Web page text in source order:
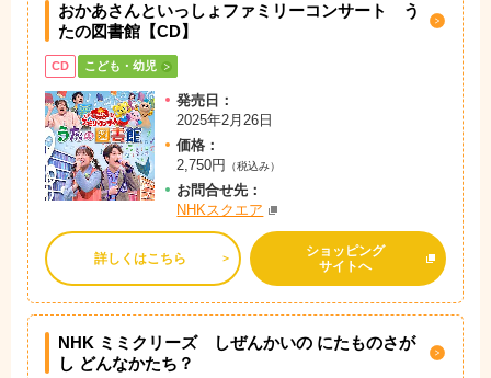
おかあさんといっしょファミリーコンサート う
たの図書館【CD】
CD こども・幼児
発売日：
2025年2月26日
価格：
2,750円
（税込み）
お問合せ先：
NHKスクエア
詳しくはこちら
ショッピング
サイトへ
NHK ミミクリーズ しぜんかいの にたものさが
し どんなかたち？